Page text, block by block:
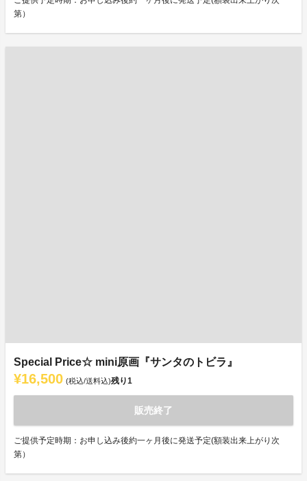
第）
Special Price☆ mini原画『サンタのトビラ』
¥16,500 (税込/送料込)残り1
販売終了
ご提供予定時期：お申し込み後約一ヶ月後に発送予定(額装出来上がり次
第）